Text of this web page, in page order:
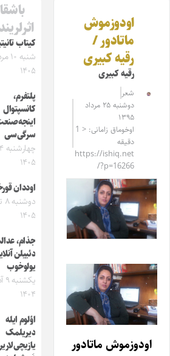
اودوزموش
ماتادور /
رقیه کبیری
رقیه کبیری
شعر
دوشنبه ۲۵ مرداد
۱۳۹۵
اوخوماق زامانی: < 1
دقیقه
https://ishiq.net
/?p=16266
اودوزموش ماتادور
باشقا
کیتاب
شنبه
۱۴۰۵
پلتفرم،
کانسپتوال
سرگی‌سی
۱۴۰۵
اوددان
۱۴۰۵
جذام،
دئییلن
یولوخوب
۱۴۰۴
اؤلوم ایله
دیریلمک